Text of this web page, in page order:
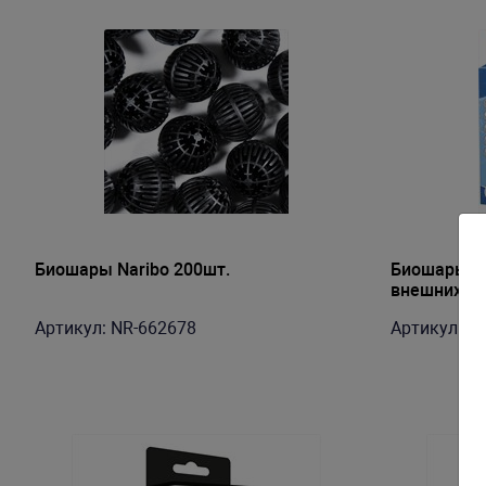
Биошары Naribo 200шт.
Артикул: NR-662678
Биошары
внешних
(400/600/
Артикул: